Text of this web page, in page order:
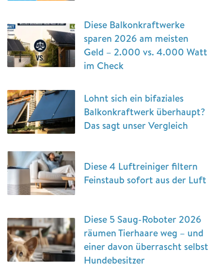
Diese Balkonkraftwerke
sparen 2026 am meisten
Geld – 2.000 vs. 4.000 Watt
im Check
Lohnt sich ein bifaziales
Balkonkraftwerk überhaupt?
Das sagt unser Vergleich
Diese 4 Luftreiniger filtern
Feinstaub sofort aus der Luft
Diese 5 Saug-Roboter 2026
räumen Tierhaare weg – und
einer davon überrascht selbst
Hundebesitzer